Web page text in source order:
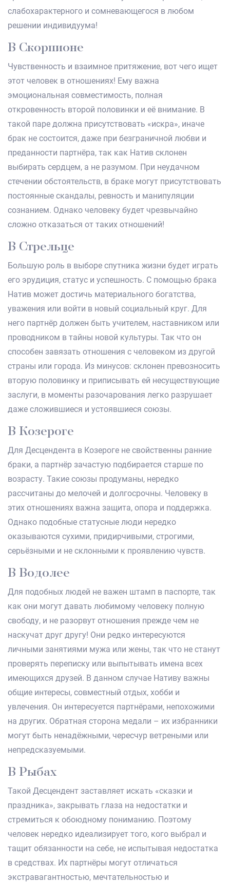
слабохарактерного и сомневающегося в любом
решении индивидуума!
В Скорпионе
Чувственность и взаимное притяжение, вот чего ищет
этот человек в отношениях! Ему важна
эмоциональная совместимость, полная
откровенность второй половинки и её внимание. В
такой паре должна присутствовать «искра», иначе
брак не состоится, даже при безграничной любви и
преданности партнёра, так как Натив склонен
выбирать сердцем, а не разумом. При неудачном
стечении обстоятельств, в браке могут присутствовать
постоянные скандалы, ревность и манипуляции
сознанием. Однако человеку будет чрезвычайно
сложно отказаться от таких отношений!
В Стрельце
Большую роль в выборе спутника жизни будет играть
его эрудиция, статус и успешность. С помощью брака
Натив может достичь материального богатства,
уважения или войти в новый социальный круг. Для
него партнёр должен быть учителем, наставником или
проводником в тайны новой культуры. Так что он
способен завязать отношения с человеком из другой
страны или города. Из минусов: склонен превозносить
вторую половинку и приписывать ей несуществующие
заслуги, в моменты разочарования легко разрушает
даже сложившиеся и устоявшиеся союзы.
В Козероге
Для Десцендента в Козероге не свойственны ранние
браки, а партнёр зачастую подбирается старше по
возрасту. Такие союзы продуманы, нередко
рассчитаны до мелочей и долгосрочны. Человеку в
этих отношениях важна защита, опора и поддержка.
Однако подобные статусные люди нередко
оказываются сухими, придирчивыми, строгими,
серьёзными и не склонными к проявлению чувств.
В Водолее
Для подобных людей не важен штамп в паспорте, так
как они могут давать любимому человеку полную
свободу, и не разорвут отношения прежде чем не
наскучат друг другу! Они редко интересуются
личными занятиями мужа или жены, так что не станут
проверять переписку или выпытывать имена всех
имеющихся друзей. В данном случае Нативу важны
общие интересы, совместный отдых, хобби и
увлечения. Он интересуется партнёрами, непохожими
на других. Обратная сторона медали – их избранники
могут быть ненадёжными, чересчур ветреными или
непредсказуемыми.
В Рыбах
Такой Десцендент заставляет искать «сказки и
праздника», закрывать глаза на недостатки и
стремиться к обоюдному пониманию. Поэтому
человек нередко идеализирует того, кого выбрал и
тащит обязанности на себе, не испытывая недостатка
в средствах. Их партнёры могут отличаться
экстравагантностью, мечтательностью и